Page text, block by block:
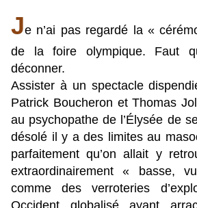
Je n’ai pas regardé la «
de la foire olympique. Faut
déconner.
Assister à un spectacle
Patrick Boucheron et Thomas
au psychopathe de l’Élysée de
désolé il y a des limites au
parfaitement qu’on allait y
extraordinairement « basse,
comme des verroteries